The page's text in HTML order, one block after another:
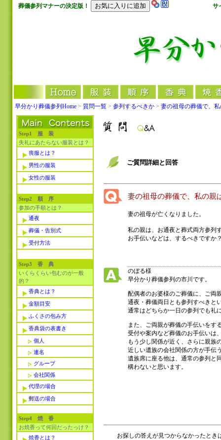
葬儀参列マナーの決定版！ サ
早分かり葬儀参列Home > 質問一覧 > 参列するべきか > 妻の祖母の葬儀で、
Step1 服 装
失礼にあたらない服装とは？
喪服とは？
男性の服装
女性の服装
Step2 順 序
参加の手順とは？
通夜
葬儀・告別式
受付方法
Step3 香 典
いくらくらい包むのが一般
的？
香典とは？
金額目安
ふくさの包み方
香典袋の表書き
個人
連名
グループ
会社関係
代理の場合
郵送の場合
Step4 焼 香
お焼香って何回だったっけ？
焼香とは？
ご質問詳細と回答
妻の祖母の葬儀で、私の親
妻の祖母が亡くなりました。
私の親は、お通夜と葬式両方参列
お手伝いなどは、するべきですか
のぼる様
早分かり葬儀参列の市川です。
配偶者のお婆様のご葬儀に、ご両
通夜・葬儀両日とも参列すべきと
通常はどちらか一日の参列でも礼
また、ご両親が葬儀の手伝いをす
受付や案内など葬儀のお手伝いは
もう少し関係が近く、さらに親族
近しい遺族の会社関係の方が手伝
遺族席に座る他は、通常の参列と
構わないと思います。
お探しの答えが見つからなかったとき